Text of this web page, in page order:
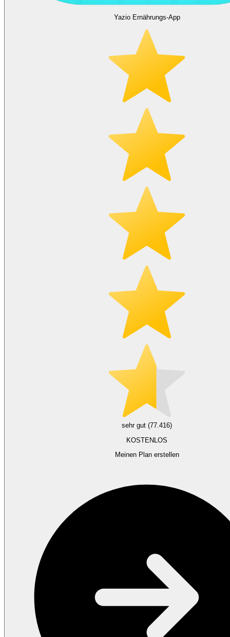
Yazio Ernährungs-App
sehr gut (77.416)
KOSTENLOS
Meinen Plan erstellen